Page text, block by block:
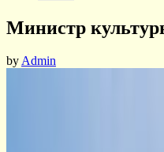
Министр
byAdmin